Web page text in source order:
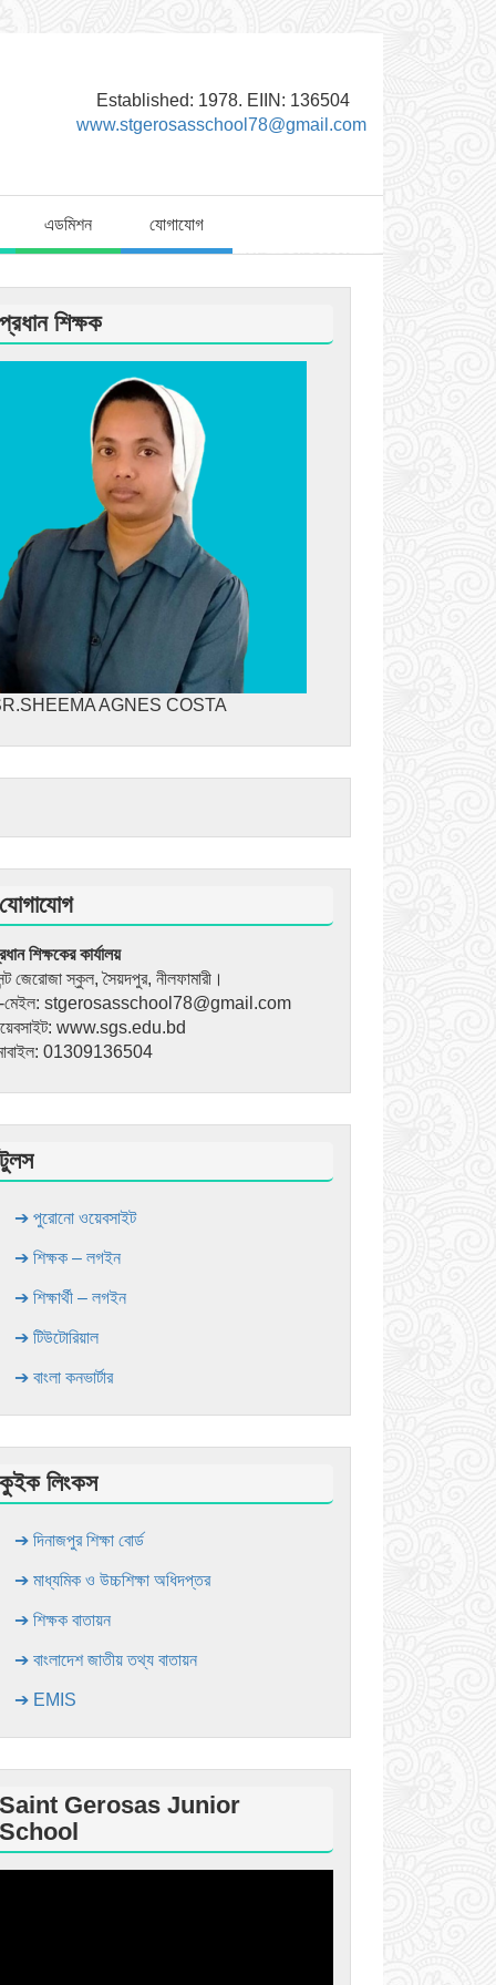
Established: 1978. EIIN: 136504
www.stgerosasschool78@gmail.com
এডমিশন যোগাযোগ
প্রধান শিক্ষক
AGNES COSTA
যোগাযোগ
শিক্ষকের কার্যালয়
জেরোজা স্কুল, সৈয়দপুর, নীলফামারী।
মেইল: stgerosasschool78@gmail.com
www.sgs.edu.bd
01309136504
টুলস
➔ পুরোনো ওয়েবসাইট
➔ শিক্ষক – লগইন
➔ শিক্ষার্থী – লগইন
➔ টিউটোরিয়াল
➔ বাংলা কনভার্টার
কুইক লিংকস
➔ দিনাজপুর শিক্ষা বোর্ড
➔ মাধ্যমিক ও উচ্চশিক্ষা অধিদপ্তর
➔ শিক্ষক বাতায়ন
➔ বাংলাদেশ জাতীয় তথ্য বাতায়ন
➔ EMIS
Saint Gerosas Junior
School